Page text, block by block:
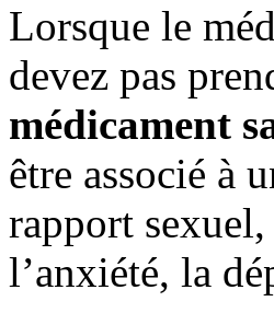
Lorsque le
devez pas
médicament
être associé à
rapport sexuel,
l’anxiété, la